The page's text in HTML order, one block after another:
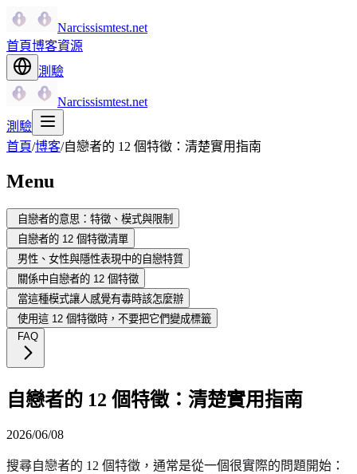
Narcissismtest.net
首頁博客資源
測驗
Narcissismtest.net
測驗
首頁/博客/自戀者的 12 個特徵：清楚實用指南
Menu
自戀者的意思：特徵、模式與限制
自戀者的 12 個特徵清單
男性、女性與隱性表現中的自戀特質
關係中自戀者的 12 個特徵
當這種模式讓人感覺有毒時該怎麼辦
使用這 12 個特徵時，不要把它們變成標籤
FAQ
自戀者的 12 個特徵：清楚實用指南
2026/06/08
搜尋自戀者的 12 個特徵，通常是從一個很實際的問題開始：